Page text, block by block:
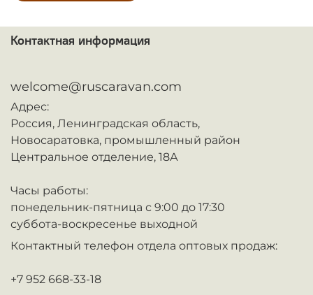
Контактная информация
welcome@ruscaravan.com
Адрес:
Россия, Ленинградская область,
Новосаратовка, промышленный район
Центральное отделение, 18А
Часы работы:
понедельник-пятница с 9:00 до 17:30
суббота-воскресенье выходной
Контактный телефон отдела оптовых продаж:
+7 952 668-33-18